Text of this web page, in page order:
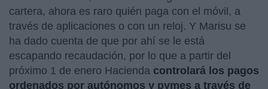
cartera, ahora es raro quién paga con el móvil, a
través de aplicaciones o con un reloj. Y Marisu se
ha dado cuenta de que por ahí se le está
escapando recaudación, por lo que a partir del
próximo 1 de enero Hacienda controlará los pagos
ordenados por autónomos y pymes a través de